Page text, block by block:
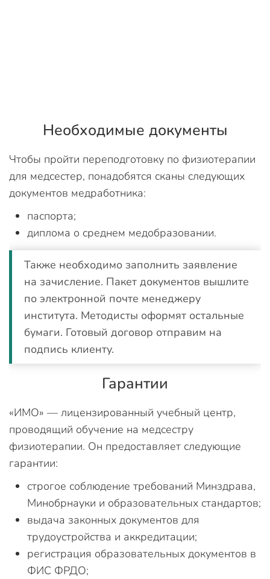
Необходимые документы
Чтобы пройти переподготовку по физиотерапии
для медсестер, понадобятся сканы следующих
документов медработника:
паспорта;
диплома о среднем медобразовании.
Также необходимо заполнить заявление
на зачисление. Пакет документов вышлите
по электронной почте менеджеру
института. Методисты оформят остальные
бумаги. Готовый договор отправим на
подпись клиенту.
Гарантии
«ИМО» — лицензированный учебный центр,
проводящий обучение на медсестру
физиотерапии. Он предоставляет следующие
гарантии:
строгое соблюдение требований Минздрава,
Минобрнауки и образовательных стандартов;
выдача законных документов для
трудоустройства и аккредитации;
регистрация образовательных документов в
ФИС ФРДО;